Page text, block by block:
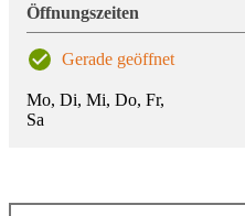
Öffnungszeiten
Gerade geöffnet
Mo, Di, Mi, Do, Fr,
Sa